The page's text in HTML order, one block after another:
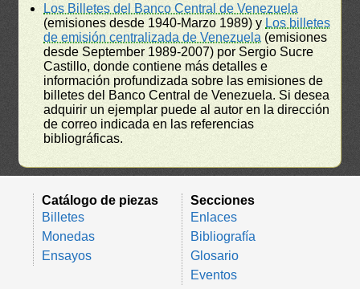
Los Billetes del Banco Central de Venezuela
(emisiones desde 1940-Marzo 1989) y Los billetes
de emisión centralizada de Venezuela (emisiones
desde September 1989-2007) por Sergio Sucre
Castillo, donde contiene más detalles e
información profundizada sobre las emisiones de
billetes del Banco Central de Venezuela. Si desea
adquirir un ejemplar puede al autor en la dirección
de correo indicada en las referencias
bibliográficas.
Catálogo de piezas
Billetes
Monedas
Ensayos
Secciones
Enlaces
Bibliografía
Glosario
Eventos